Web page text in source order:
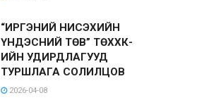
“ИРГЭНИЙ НИСЭХИЙН
ҮНДЭСНИЙ ТӨВ” ТӨХХК-
ИЙН УДИРДЛАГУУД
ТУРШЛАГА СОЛИЛЦОВ
2026-04-08